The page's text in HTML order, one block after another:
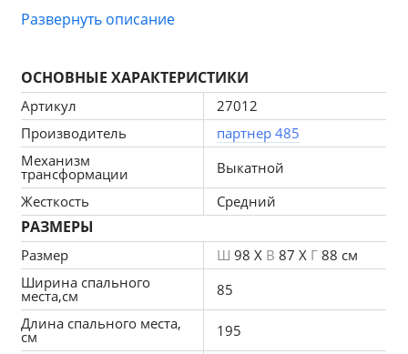
Глубина - 88 см,
Длина, ширина спального места - 85*195 см,
Механизм - Выкатной
Наполнение   - ППУ,
Материал каркаса - брус сухой строганный,
фанера, ДВП,
Кол-во спальных мест - 1 спальное  место,
Вес - 52,5 кг,
Глубина сиденья без подушек - 80 см
Развернуть описание
ОСНОВНЫЕ ХАРАКТЕРИСТИКИ
Артикул
27012
Производитель
партнер 485
Механизм
трансформации
Выкатной
Жесткость
Средний
РАЗМЕРЫ
Размер Ш 98 X В 87 X Г 88 см
Ширина спального
места,см
85
Длина спального места,
см
195